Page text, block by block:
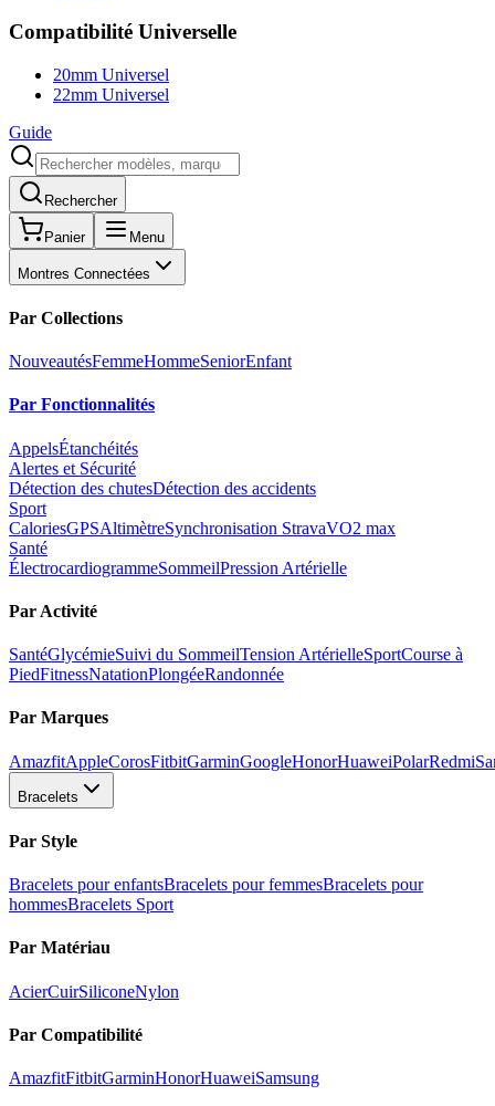
Compatibilité Universelle
20mm Universel
22mm Universel
Guide
Rechercher
Panier Menu
Montres Connectées
Par Collections
NouveautésFemmeHommeSeniorEnfant
Par Fonctionnalités
AppelsÉtanchéités
Alertes et Sécurité
Détection des chutesDétection des accidents
Sport
CaloriesGPSAltimètreSynchronisation StravaVO2 max
Santé
ÉlectrocardiogrammeSommeilPression Artérielle
Par Activité
SantéGlycémieSuivi du SommeilTension ArtérielleSportCourse à
PiedFitnessNatationPlongéeRandonnée
Par Marques
AmazfitAppleCorosFitbitGarminGoogleHonorHuaweiPolarRedmi
Bracelets
Par Style
Bracelets pour enfantsBracelets pour femmesBracelets pour
hommesBracelets Sport
Par Matériau
AcierCuirSiliconeNylon
Par Compatibilité
AmazfitFitbitGarminHonorHuaweiSamsung